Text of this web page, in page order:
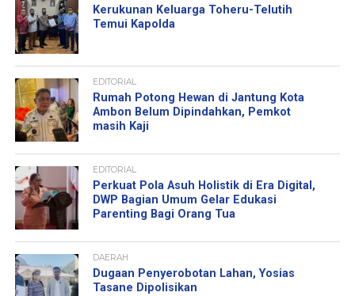
Kerukunan Keluarga Toheru-Telutih
Temui Kapolda
EDITORIAL
Rumah Potong Hewan di Jantung Kota
Ambon Belum Dipindahkan, Pemkot
masih Kaji
EDITORIAL
Perkuat Pola Asuh Holistik di Era Digital,
DWP Bagian Umum Gelar Edukasi
Parenting Bagi Orang Tua
DAERAH
Dugaan Penyerobotan Lahan, Yosias
Tasane Dipolisikan